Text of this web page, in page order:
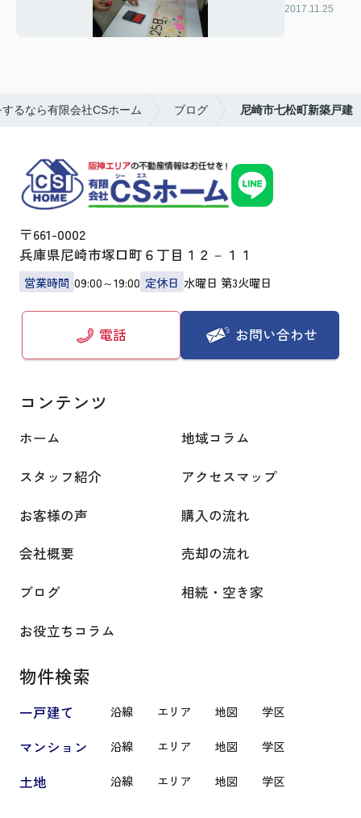
2017.11.25
るなら有限会社CSホーム ブログ 尼崎市七松町新築戸建
〒661-0002
兵庫県尼崎市塚口町６丁目１２－１１
営業時間 09:00～19:00 定休日 水曜日 第3火曜日
電話 お問い合わせ
コンテンツ
ホーム
地域コラム
スタッフ紹介
アクセスマップ
お客様の声
購入の流れ
会社概要
売却の流れ
ブログ
相続・空き家
お役立ちコラム
物件検索
一戸建て 沿線 エリア 地図 学区
マンション 沿線 エリア 地図 学区
土地 沿線 エリア 地図 学区